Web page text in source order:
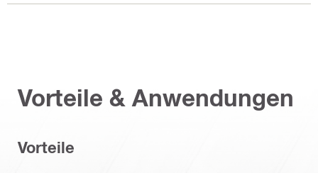
Vorteile & Anwendungen
Vorteile